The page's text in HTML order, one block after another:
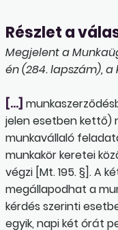
Részlet a
Megjelent a
én (284. lapszám), a
[…]
jelen esetben kettő)
munkavállaló
munkakör keretei
végzi [Mt. 195. §]. A
megállapodhat a
kérdés szerinti
egyik, napi két órát